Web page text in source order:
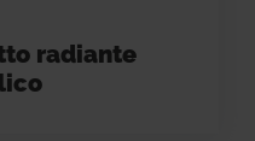
radiante